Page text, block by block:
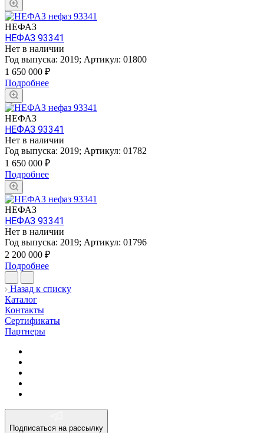
НЕФАЗ
НЕФАЗ 93341
Нет в наличии
Год выпуска: 2019; Артикул: 01800
1 650 000 ₽
Подробнее
НЕФАЗ
НЕФАЗ 93341
Нет в наличии
Год выпуска: 2019; Артикул: 01782
1 650 000 ₽
Подробнее
НЕФАЗ
НЕФАЗ 93341
Нет в наличии
Год выпуска: 2019; Артикул: 01796
2 200 000 ₽
Подробнее
Назад к списку
Каталог
Контакты
Сертификаты
Партнеры
Подписаться на рассылку